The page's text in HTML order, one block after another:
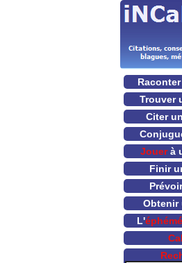
Trouver
Citer un
Jouerà
Finir
Obtenir
L'